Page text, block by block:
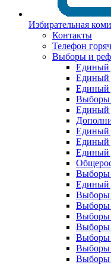
Избирательная
Контакты
Телефон
Выборы и
Единый
Единый
Единый
Выборы
Единый
Единый
Единый
Единый
Выборы
Единый
Выборы
Выборы
Выборы
Выборы
Выборы
Выборы
Выборы